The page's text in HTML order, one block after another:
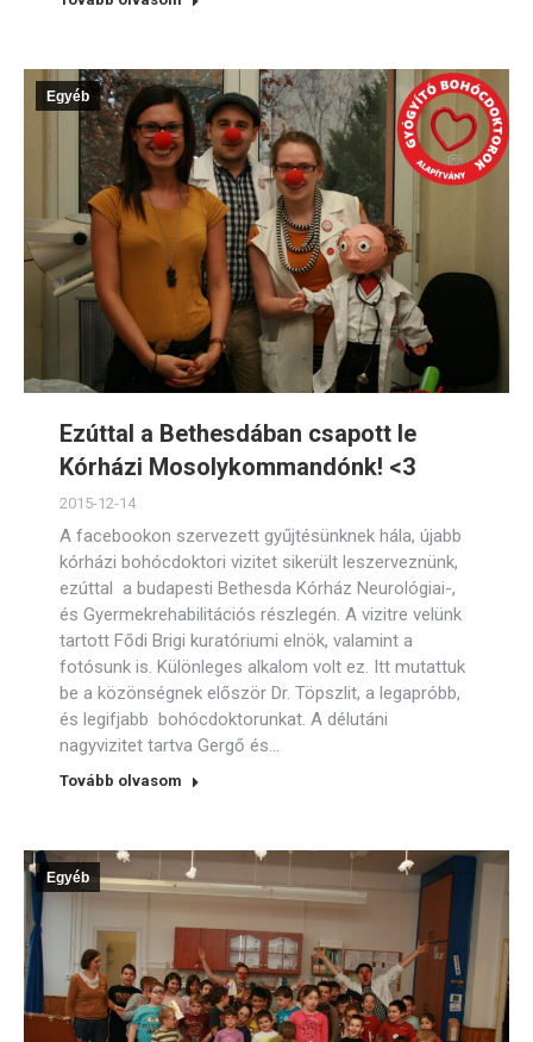
Egyéb
Ezúttal a Bethesdában csapott le
Kórházi Mosolykommandónk! <3
2015-12-14
A facebookon szervezett gyűjtésünknek hála, újabb
kórházi bohócdoktori vizitet sikerült leszerveznünk,
ezúttal a budapesti Bethesda Kórház Neurológiai-,
és Gyermekrehabilitációs részlegén. A vizitre velünk
tartott Fődi Brigi kuratóriumi elnök, valamint a
fotósunk is. Különleges alkalom volt ez. Itt mutattuk
be a közönségnek először Dr. Töpszlit, a legapróbb,
és legifjabb bohócdoktorunkat. A délutáni
nagyvizitet tartva Gergő és…
Tovább olvasom
Egyéb